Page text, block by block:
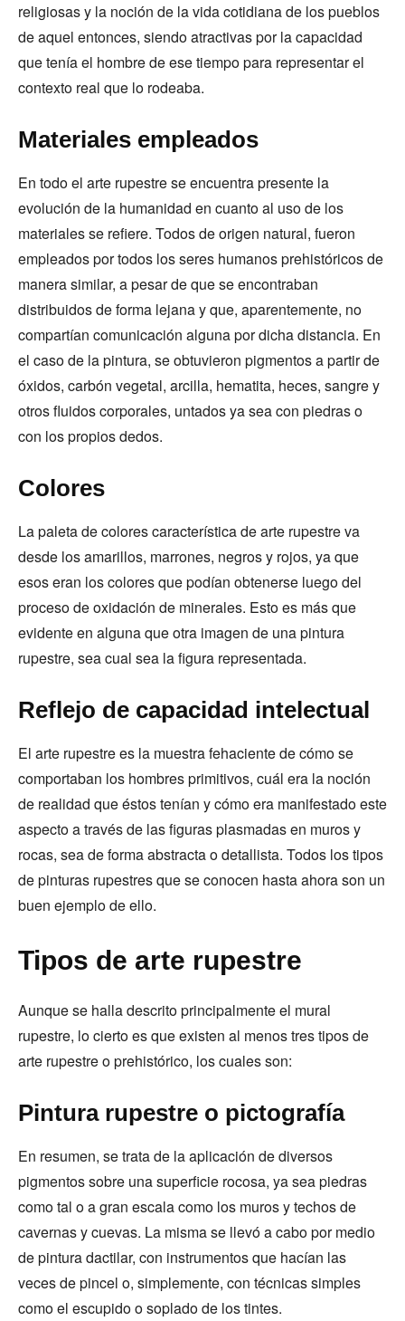
religiosas y la noción de la vida cotidiana de los pueblos
de aquel entonces, siendo atractivas por la capacidad
que tenía el hombre de ese tiempo para representar el
contexto real que lo rodeaba.
Materiales empleados
En todo el arte rupestre se encuentra presente la
evolución de la humanidad en cuanto al uso de los
materiales se refiere. Todos de origen natural, fueron
empleados por todos los seres humanos prehistóricos de
manera similar, a pesar de que se encontraban
distribuidos de forma lejana y que, aparentemente, no
compartían comunicación alguna por dicha distancia. En
el caso de la pintura, se obtuvieron pigmentos a partir de
óxidos, carbón vegetal, arcilla, hematita, heces, sangre y
otros fluidos corporales, untados ya sea con piedras o
con los propios dedos.
Colores
La paleta de colores característica de arte rupestre va
desde los amarillos, marrones, negros y rojos, ya que
esos eran los colores que podían obtenerse luego del
proceso de oxidación de minerales. Esto es más que
evidente en alguna que otra imagen de una pintura
rupestre, sea cual sea la figura representada.
Reflejo de capacidad intelectual
El arte rupestre es la muestra fehaciente de cómo se
comportaban los hombres primitivos, cuál era la noción
de realidad que éstos tenían y cómo era manifestado este
aspecto a través de las figuras plasmadas en muros y
rocas, sea de forma abstracta o detallista. Todos los tipos
de pinturas rupestres que se conocen hasta ahora son un
buen ejemplo de ello.
Tipos de arte rupestre
Aunque se halla descrito principalmente el mural
rupestre, lo cierto es que existen al menos tres tipos de
arte rupestre o prehistórico, los cuales son:
Pintura rupestre o pictografía
En resumen, se trata de la aplicación de diversos
pigmentos sobre una superficie rocosa, ya sea piedras
como tal o a gran escala como los muros y techos de
cavernas y cuevas. La misma se llevó a cabo por medio
de pintura dactilar, con instrumentos que hacían las
veces de pincel o, simplemente, con técnicas simples
como el escupido o soplado de los tintes.